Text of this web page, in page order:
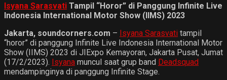
Isyana Sarasvati Tampil “Horor” di Panggung Infinite Live
Indonesia International Motor Show (IIMS) 2023
Jakarta, soundcorners.com – Isyana Sarasvati tampil
“horor” di panggung Infinite Live Indonesia International Motor
Show (IIMS) 2023 di JIExpo Kemayoran, Jakarta Pusat, Jumat
(17/2/2023). Isyana muncul saat grup band Deadsquad
mendampinginya di panggung Infinite Stage.